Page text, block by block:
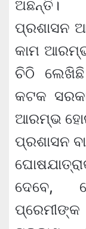
ଅଛନ୍ତି।
ପ୍ରଶାସନ
କାମ
ଚିଠି
କଟକ
ଆରମ୍ଭ
ପ୍ରଶାସନ
ଦେବେ,